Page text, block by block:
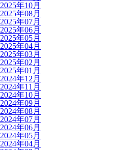
2025年10月
2025年08月
2025年07月
2025年06月
2025年05月
2025年04月
2025年03月
2025年02月
2025年01月
2024年12月
2024年11月
2024年10月
2024年09月
2024年08月
2024年07月
2024年06月
2024年05月
2024年04月